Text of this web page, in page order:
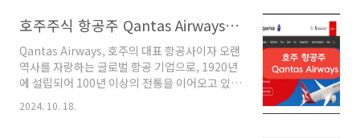
검사 결과를 도출하고, 장..
에서 차이가 있어 자신의 목표와 취향에 맞는 곳
을 선택하면 좋은데요, 오늘은 이 네 가지 지역을
비교하며 어떤 매력이 있는지 살펴보겠습니
다. 호주 지역 비교 2탄 케언즈 vs 퍼스 vs 골드코
스트 vs 타즈매니아 케언즈(Cairns) - 호주 열대
도시에서의 워홀 라이프 케언즈는 호주 북동부에
호주주식 항공주 Qantas Airways (ASX: QAN)
Qantas Airways, 호주의 대표 항공사이자 오랜
역사를 자랑하는 글로벌 항공 기업으로, 1920년
에 설립되어 100년 이상의 전통을 이어오고 있습
니다. 본사는 시드니에 위치해 있으며, 호주 내외
를 연결하는 다양한 국내 및 국제선 네트워크를
2024. 10. 18.